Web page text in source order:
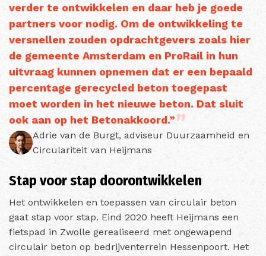
verder te ontwikkelen en daar heb je goede
partners voor nodig. Om de ontwikkeling te
versnellen zouden opdrachtgevers zoals hier
de gemeente Amsterdam en ProRail in hun
uitvraag kunnen opnemen dat er een bepaald
percentage gerecycled beton toegepast
moet worden in het nieuwe beton. Dat sluit
ook aan op het Betonakkoord.”
Adrie van de Burgt, adviseur Duurzaamheid en
Circulariteit van Heijmans
Stap voor stap doorontwikkelen
Het ontwikkelen en toepassen van circulair beton
gaat stap voor stap. Eind 2020 heeft Heijmans een
fietspad in Zwolle gerealiseerd met ongewapend
circulair beton op bedrijventerrein Hessenpoort. Het